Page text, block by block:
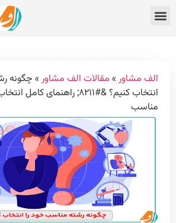
الف مشاور » مقالات الف مشاور » چگونه
انتخاب کنیم؟ &#۸۲۱۱; راهنمای
مناسب